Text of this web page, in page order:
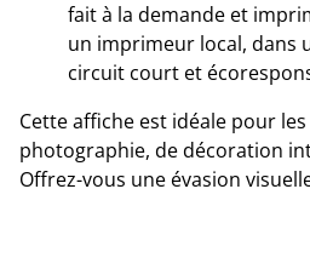
fait à la demande et
un imprimeur local, dans
circuit court et
Cette affiche est idéale pour
photographie, de décoration
Offrez-vous une évasion